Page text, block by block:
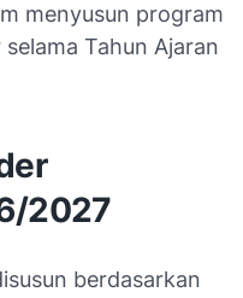
menyusun program
Tahun Ajaran
2027
berdasarkan